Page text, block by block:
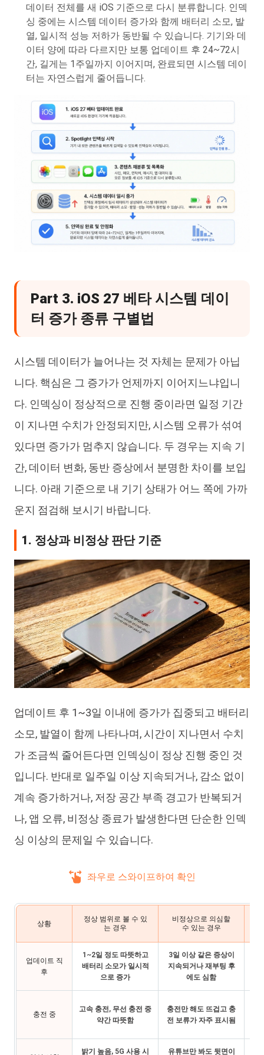
데이터 전체를 새 iOS 기준으로 다시 분류합니다. 인덱
싱 중에는 시스템 데이터 증가와 함께 배터리 소모, 발
열, 일시적 성능 저하가 동반될 수 있습니다. 기기와 데
이터 양에 따라 다르지만 보통 업데이트 후 24~72시
간, 길게는 1주일까지 이어지며, 완료되면 시스템 데이
터는 자연스럽게 줄어듭니다.
Part 3. iOS 27 베타 시스템 데이
터 증가 종류 구별법
시스템 데이터가 늘어나는 것 자체는 문제가 아닙
니다. 핵심은 그 증가가 언제까지 이어지느냐입니
다. 인덱싱이 정상적으로 진행 중이라면 일정 기간
이 지나면 수치가 안정되지만, 시스템 오류가 섞여
있다면 증가가 멈추지 않습니다. 두 경우는 지속 기
간, 데이터 변화, 동반 증상에서 분명한 차이를 보입
니다. 아래 기준으로 내 기기 상태가 어느 쪽에 가까
운지 점검해 보시기 바랍니다.
1. 정상과 비정상 판단 기준
업데이트 후 1~3일 이내에 증가가 집중되고 배터리
소모, 발열이 함께 나타나며, 시간이 지나면서 수치
가 조금씩 줄어든다면 인덱싱이 정상 진행 중인 것
입니다. 반대로 일주일 이상 지속되거나, 감소 없이
계속 증가하거나, 저장 공간 부족 경고가 반복되거
나, 앱 오류, 비정상 종료가 발생한다면 단순한 인덱
싱 이상의 문제일 수 있습니다.
좌우로 스와이프하여 확인
상황
정상 범위로 볼 수 있
는 경우
비정상으로 의심할
수 있는 경우
업데이트 직
후
1~2일 정도 따뜻하고
배터리 소모가 일시적
으로 증가
3일 이상 같은 증상이
지속되거나 재부팅 후
에도 심함
충전 중
고속 충전, 무선 충전 중
약간 따뜻함
충전만 해도 뜨겁고 충
전 보류가 자주 표시됨
밝기 높음, 5G 사용 시 유튜브만 봐도 뒷면이